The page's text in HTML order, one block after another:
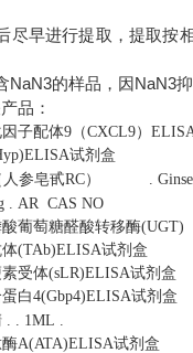
尽早进行提取，提取按
NaN3的样品，因NaN3
品：
子配体9（CXCL9）
试剂盒
人参皂甙RC）
.
. AR CAS NO
葡萄糖醛酸转移酶(UGT)
(TAb)ELISA试剂盒
受体(sLR)ELISA试剂盒
白4(Gbp4)ELISA试剂盒
. . 1ML .
A(ATA)ELISA试剂盒